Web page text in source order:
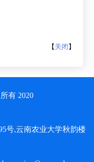
【 关闭 】
有 2020
号,云南农业大学秋韵楼